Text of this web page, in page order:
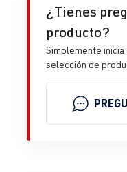
¿Tienes
producto?
Simplemente
selección de